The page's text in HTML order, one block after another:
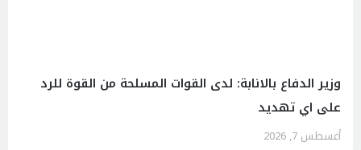
وزير الدفاع بالانابة: لدى القوات المسلحة من القوة للرد
على اي تهديد
أغسطس 7, 2026